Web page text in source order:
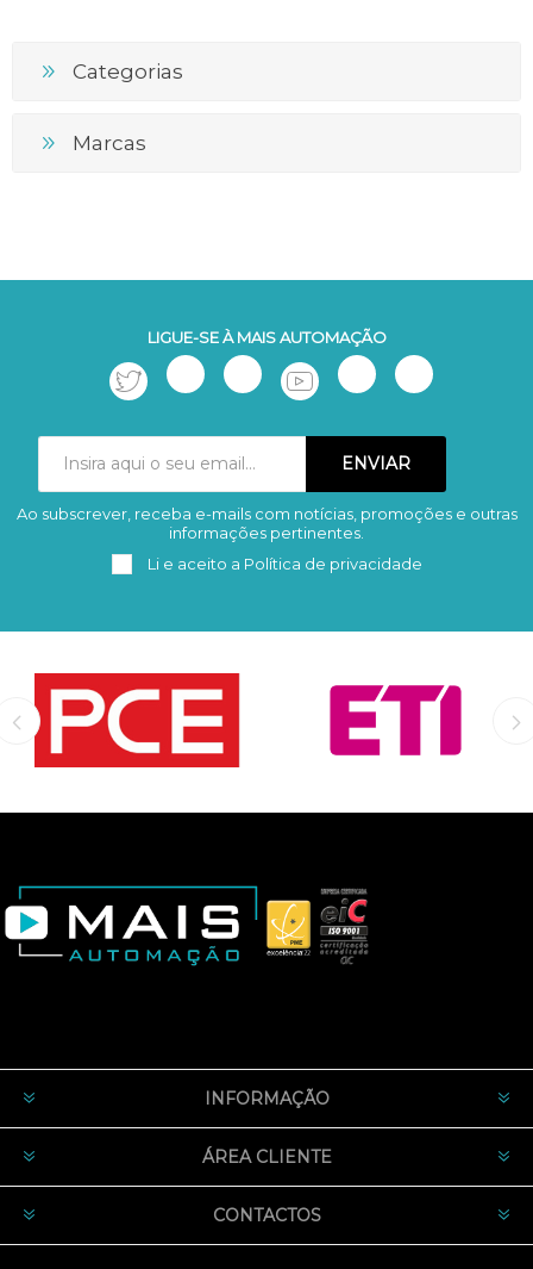
Categorias
Marcas
LIGUE-SE À MAIS AUTOMAÇÃO
Subscrever Remover
Ao subscrever, receba e-mails com notícias, promoções e outras
informações pertinentes.
Li e aceito a Política de privacidade
INFORMAÇÃO
ÁREA CLIENTE
CONTACTOS